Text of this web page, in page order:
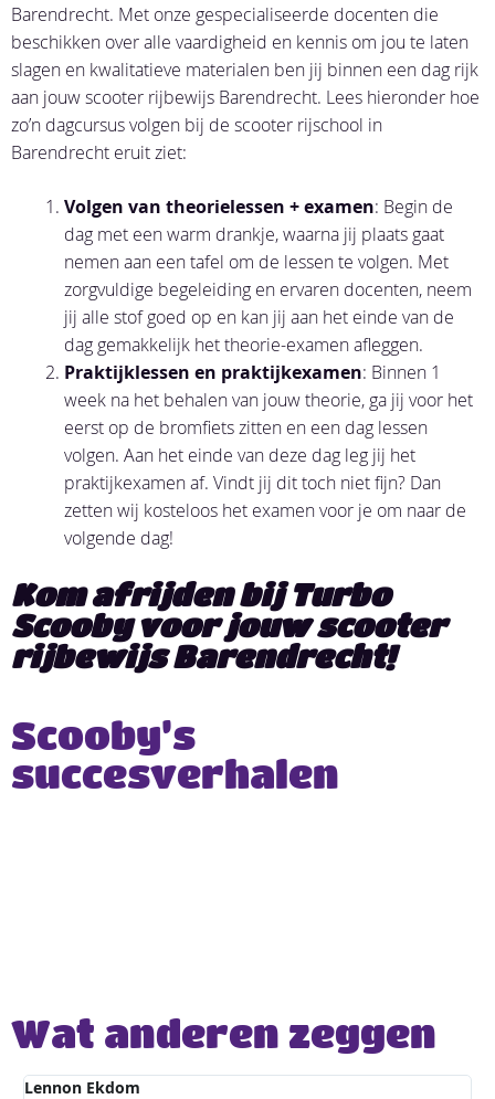
Barendrecht. Met onze gespecialiseerde docenten die
beschikken over alle vaardigheid en kennis om jou te laten
slagen en kwalitatieve materialen ben jij binnen een dag rijk
aan jouw scooter rijbewijs Barendrecht. Lees hieronder hoe
zo’n dagcursus volgen bij de scooter rijschool in
Barendrecht eruit ziet:
Volgen van theorielessen + examen: Begin de
dag met een warm drankje, waarna jij plaats gaat
nemen aan een tafel om de lessen te volgen. Met
zorgvuldige begeleiding en ervaren docenten, neem
jij alle stof goed op en kan jij aan het einde van de
dag gemakkelijk het theorie-examen afleggen.
Praktijklessen en praktijkexamen: Binnen 1
week na het behalen van jouw theorie, ga jij voor het
eerst op de bromfiets zitten en een dag lessen
volgen. Aan het einde van deze dag leg jij het
praktijkexamen af. Vindt jij dit toch niet fijn? Dan
zetten wij kosteloos het examen voor je om naar de
volgende dag!
Kom afrijden bij Turbo
Scooby voor jouw scooter
rijbewijs Barendrecht!
Scooby’s
succesverhalen
Wat anderen zeggen
Lennon Ekdom